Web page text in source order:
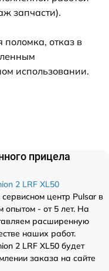
запчасти).
отказ в
использовании.
прицела
2 LRF XL50
центр Pulsar в
опытом - от 5 лет. На
расширенную
наших работ.
2 LRF XL50 будет
заказа на сайте